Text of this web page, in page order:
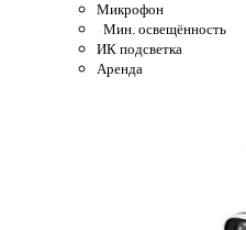
Микрофон
Мин. освещённость
ИК подсветка
Аренда